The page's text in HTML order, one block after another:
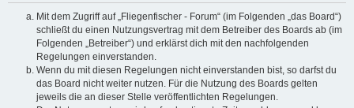
Mit dem Zugriff auf „Fliegenfischer - Forum“ (im Folgenden „das Board“)
schließt du einen Nutzungsvertrag mit dem Betreiber des Boards ab (im
Folgenden „Betreiber“) und erklärst dich mit den nachfolgenden
Regelungen einverstanden.
Wenn du mit diesen Regelungen nicht einverstanden bist, so darfst du
das Board nicht weiter nutzen. Für die Nutzung des Boards gelten
jeweils die an dieser Stelle veröffentlichten Regelungen.